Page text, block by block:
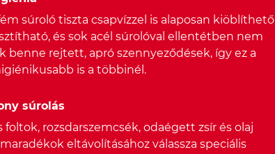
súroló tiszta csapvízzel is alaposan kiöblíthető
és sok acél súrolóval ellentétben nem
benne rejtett, apró szennyeződések, így ez a
is a többinél.
súrolás
foltok, rozsdarszemcsék, odaégett zsír és olaj
eltávolításához válassza speciális